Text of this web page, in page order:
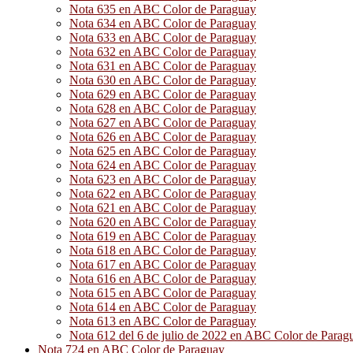
Nota 635 en ABC Color de Paraguay
Nota 634 en ABC Color de Paraguay
Nota 633 en ABC Color de Paraguay
Nota 632 en ABC Color de Paraguay
Nota 631 en ABC Color de Paraguay
Nota 630 en ABC Color de Paraguay
Nota 629 en ABC Color de Paraguay
Nota 628 en ABC Color de Paraguay
Nota 627 en ABC Color de Paraguay
Nota 626 en ABC Color de Paraguay
Nota 625 en ABC Color de Paraguay
Nota 624 en ABC Color de Paraguay
Nota 623 en ABC Color de Paraguay
Nota 622 en ABC Color de Paraguay
Nota 621 en ABC Color de Paraguay
Nota 620 en ABC Color de Paraguay
Nota 619 en ABC Color de Paraguay
Nota 618 en ABC Color de Paraguay
Nota 617 en ABC Color de Paraguay
Nota 616 en ABC Color de Paraguay
Nota 615 en ABC Color de Paraguay
Nota 614 en ABC Color de Paraguay
Nota 613 en ABC Color de Paraguay
Nota 612 del 6 de julio de 2022 en ABC Color de
Nota 724 en ABC Color de Paraguay